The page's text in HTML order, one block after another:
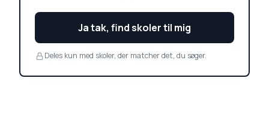
Ja tak, find skoler til mig
Deles kun med skoler, der matcher det, du søger.